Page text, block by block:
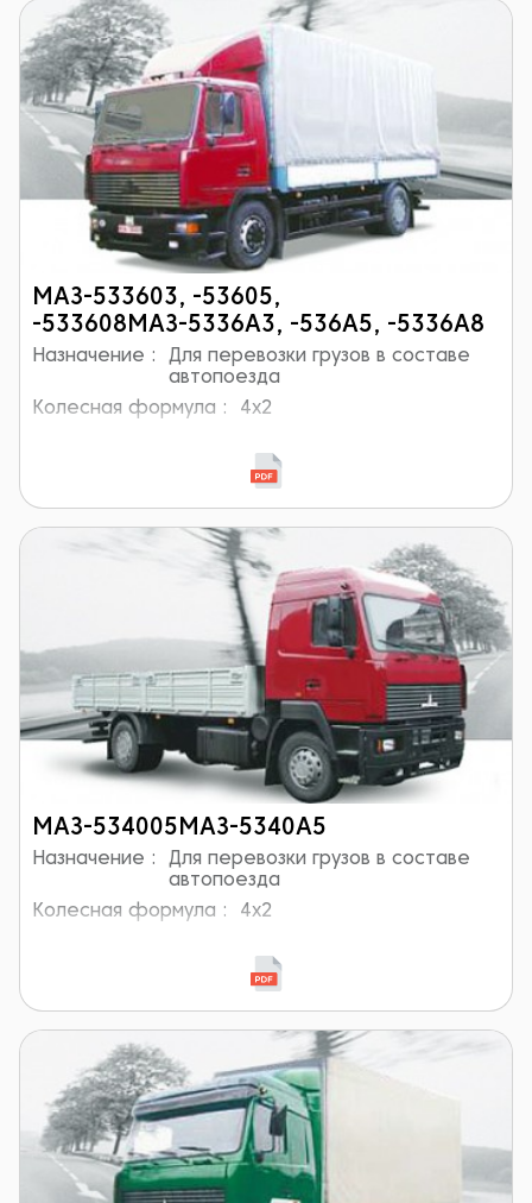
МАЗ-533603, -53605,
-533608МАЗ-5336А3, -536А5, -5336А8
Назначение :
Для перевозки грузов в составе
автопоезда
Колесная формула :
4x2
МАЗ-534005МАЗ-5340А5
Назначение :
Для перевозки грузов в составе
автопоезда
Колесная формула :
4x2